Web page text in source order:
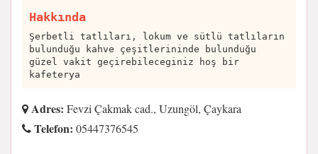
Hakkında
Şerbetli tatlıları, lokum ve sütlü tatlıların
bulunduğu kahve çeşitlerininde bulunduğu
güzel vakit geçirebileceginiz hoş bir
kafeterya
Adres: Fevzi Çakmak cad., Uzungöl, Çaykara
Telefon: 05447376545